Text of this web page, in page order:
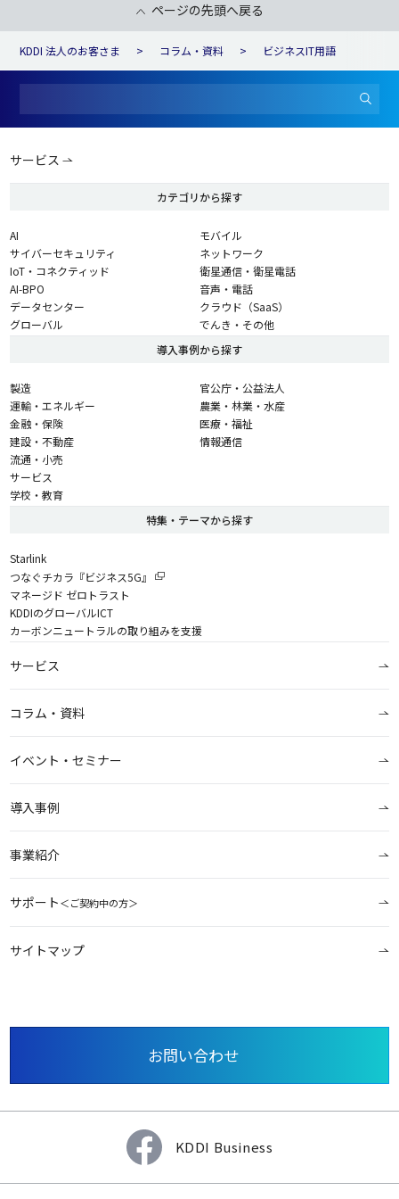
ページの先頭へ戻る
KDDI 法人のお客さま コラム・資料 ビジネスIT用語
サービス
カテゴリから探す
AI
サイバーセキュリティ
IoT・コネクティッド
AI-BPO
データセンター
グローバル
モバイル
ネットワーク
衛星通信・衛星電話
音声・電話
クラウド（SaaS）
でんき・その他
導入事例から探す
製造
運輸・エネルギー
金融・保険
建設・不動産
流通・小売
サービス
学校・教育
官公庁・公益法人
農業・林業・水産
医療・福祉
情報通信
特集・テーマから探す
Starlink
つなぐチカラ『ビジネス5G』
マネージド ゼロトラスト
KDDIのグローバルICT
カーボンニュートラルの取り組みを支援
サービス
コラム・資料
イベント・セミナー
導入事例
事業紹介
サポート＜ご契約中の方＞
サイトマップ
お問い合わせ
KDDI Business